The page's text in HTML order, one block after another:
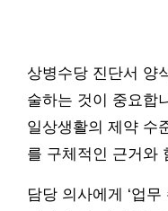
상병수당 진단서 양
술하는 것이 중요합
일상생활의 제약 수
를 구체적인 근거와
담당 의사에게 ‘업